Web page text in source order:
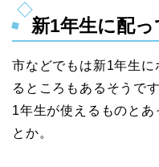
新1年生に配
市などでもは新1年生
るところもあるそうです
1年生が使えるものと
とか。